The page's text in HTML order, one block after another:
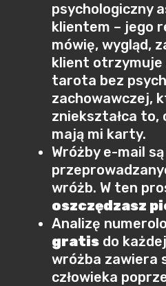
psychologiczny
klientem – jego
mówię, wygląd,
klient otrzymuje
tarota bez
zachowawczej,
zniekształca to,
mają mi karty.
Wróżby e-mail
wróżb. W ten
oszczędzasz
Analizę
gratis do
wróżba zawiera
człowieka